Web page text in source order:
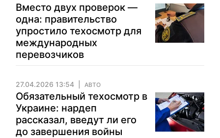
Вместо двух проверок —
одна: правительство
упростило техосмотр для
международных
перевозчиков
27.04.2026 13:54 АВТО
Обязательный техосмотр в
Украине: нардеп
рассказал, введут ли его
до завершения войны